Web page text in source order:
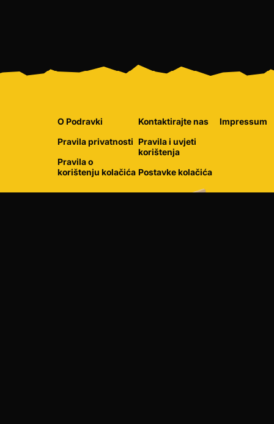
O Podravki
Pravila privatnosti
Pravila o
korištenju kolačića
Kontaktirajte nas
Pravila i uvjeti
korištenja
Postavke kolačića
Impressum